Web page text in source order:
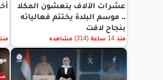
عشرات الآلاف ينعشون المكلا
.. موسم البلدة يختتم فعالياته
بنجاح لافت
منذ 14 ساعة (314) مشاهده منذ 14 ساعة (335) مشاهده